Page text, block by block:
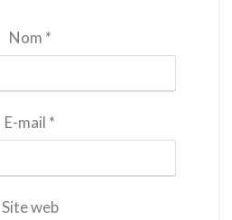
Nom *
E-mail *
Site web